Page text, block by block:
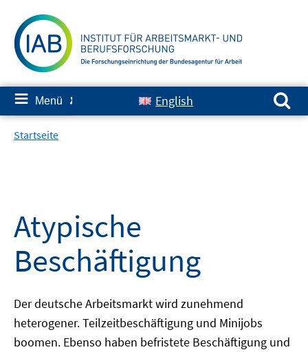
zum
Inhalt
≡ Menü ✘ English
Suchen nach:
Startseite
Atypische
Beschäftigung
Der deutsche Arbeitsmarkt wird zunehmend
heterogener. Teilzeitbeschäftigung und Minijobs
boomen. Ebenso haben befristete Beschäftigung und